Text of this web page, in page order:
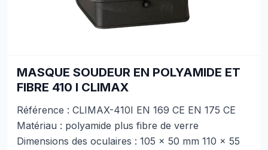
MASQUE SOUDEUR EN POLYAMIDE ET
FIBRE 410 I CLIMAX
Référence : CLIMAX-410I EN 169 CE EN 175 CE
Matériau : polyamide plus fibre de verre
Dimensions des oculaires : 105 x 50 mm 110 x 55